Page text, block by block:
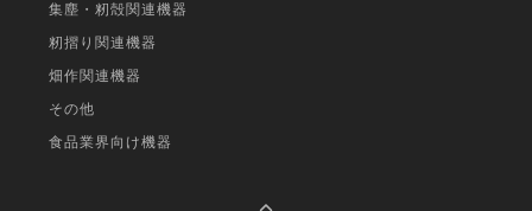
集塵・籾殻関連機器
籾摺り関連機器
畑作関連機器
その他
食品業界向け機器